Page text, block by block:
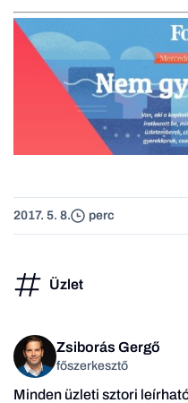
2017. 5. 8. perc
Üzlet
Zsiborás Gergő
főszerkesztő
Minden üzleti sztori